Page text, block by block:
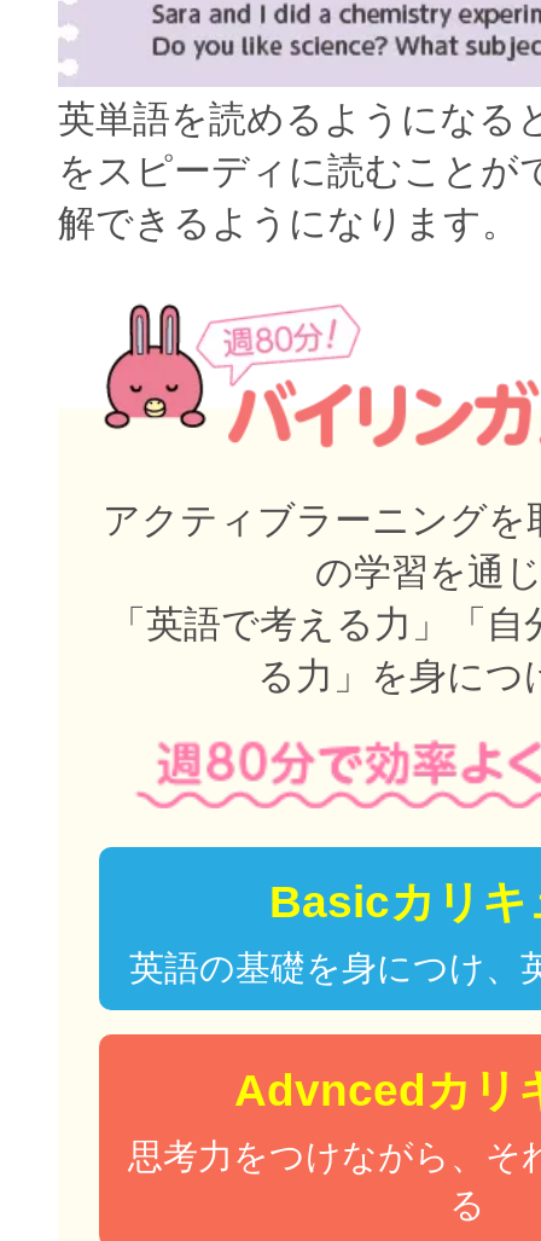
英単語を読めるようになる
をスピーディに読むことが
解できるようになります。
アクティブラーニングを
の学習を通
「英語で考える力」「
る力」を身につ
Basicカリキ
英語の基礎を身につけ、
Advncedカリ
思考力をつけながら、そ
る